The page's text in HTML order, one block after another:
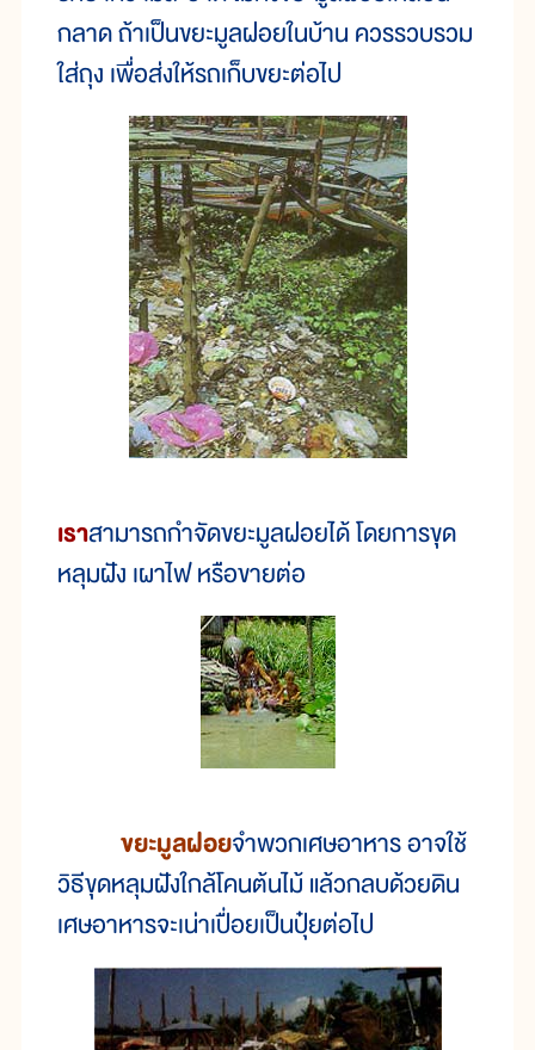
กลาด ถ้าเป็นขยะมูลฝอยในบ้าน ควรรวบรวม
ใส่ถุง เพื่อส่งให้รถเก็บขยะต่อไป
เราสามารถกำจัดขยะมูลฝอยได้ โดยการขุด
หลุมฝัง เผาไฟ หรือขายต่อ
ขยะมูลฝอยจำพวกเศษอาหาร อาจใช้
วิธีขุดหลุมฝังใกล้โคนต้นไม้ แล้วกลบด้วยดิน
เศษอาหารจะเน่าเปื่อยเป็นปุ๋ยต่อไป